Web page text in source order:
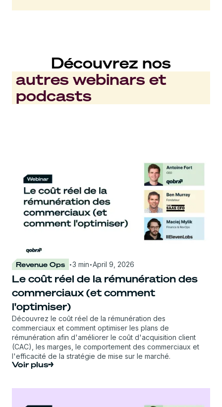
Découvrez nos
autres webinars et
podcasts
Revenue Ops ·3 min·April 9, 2026
Le coût réel de la rémunération des
commerciaux (et comment
l'optimiser)
Découvrez le coût réel de la rémunération des
commerciaux et comment optimiser les plans de
rémunération afin d'améliorer le coût d'acquisition client
(CAC), les marges, le comportement des commerciaux et
l'efficacité de la stratégie de mise sur le marché.
Voir plus